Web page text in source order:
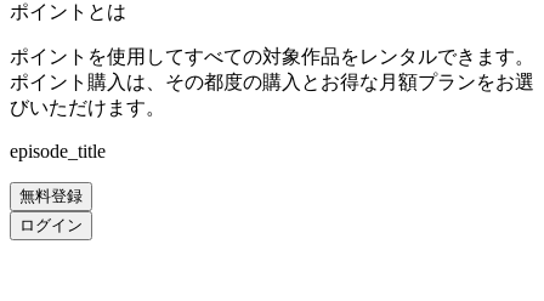
ポイントとは
ポイントを使用してすべての対象作品をレンタルできます。
ポイント購入は、その都度の購入とお得な月額プランをお選
びいただけます。
episode_title
無料登録
ログイン